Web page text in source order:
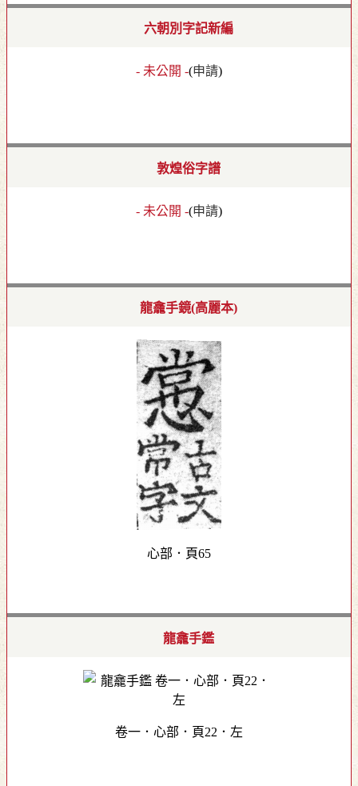
六朝別字記新編
- 未公開 -(申請)
敦煌俗字譜
- 未公開 -(申請)
龍龕手鏡(高麗本)
心部．頁65
龍龕手鑑
卷一．心部．頁22．左